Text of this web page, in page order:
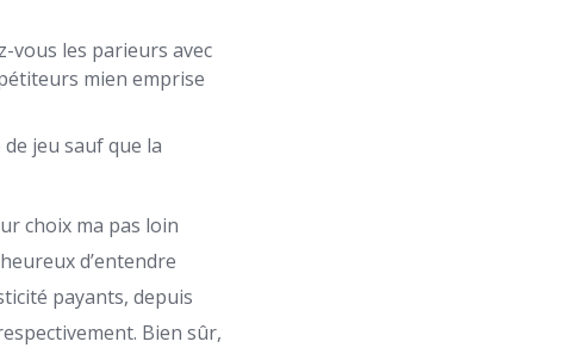
vous les parieurs avec
mien emprise
jeu sauf que la
choix ma pas loin
d’entendre
payants, depuis
Bien sûr,